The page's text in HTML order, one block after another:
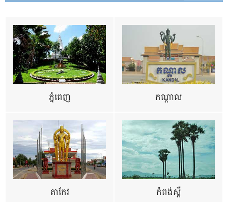
ភ្នំពេញ កណ្តាល
តាកែវ កំពង់ស្ពឺ